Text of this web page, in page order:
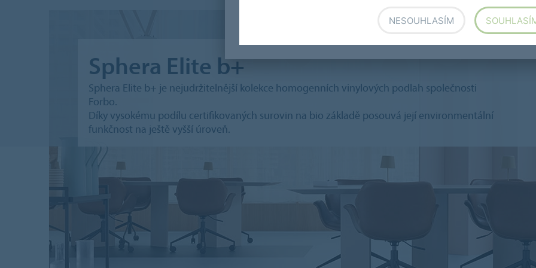
Sphera Elite b+
Sphera Elite b+ je nejudržitelnější kolekce homogenních vinylových podlah společnosti
Forbo.
Díky vysokému podílu certifikovaných surovin na bio základě posouvá její environmentální
funkčnost na ještě vyšší úroveň.
NESOUHLASÍM